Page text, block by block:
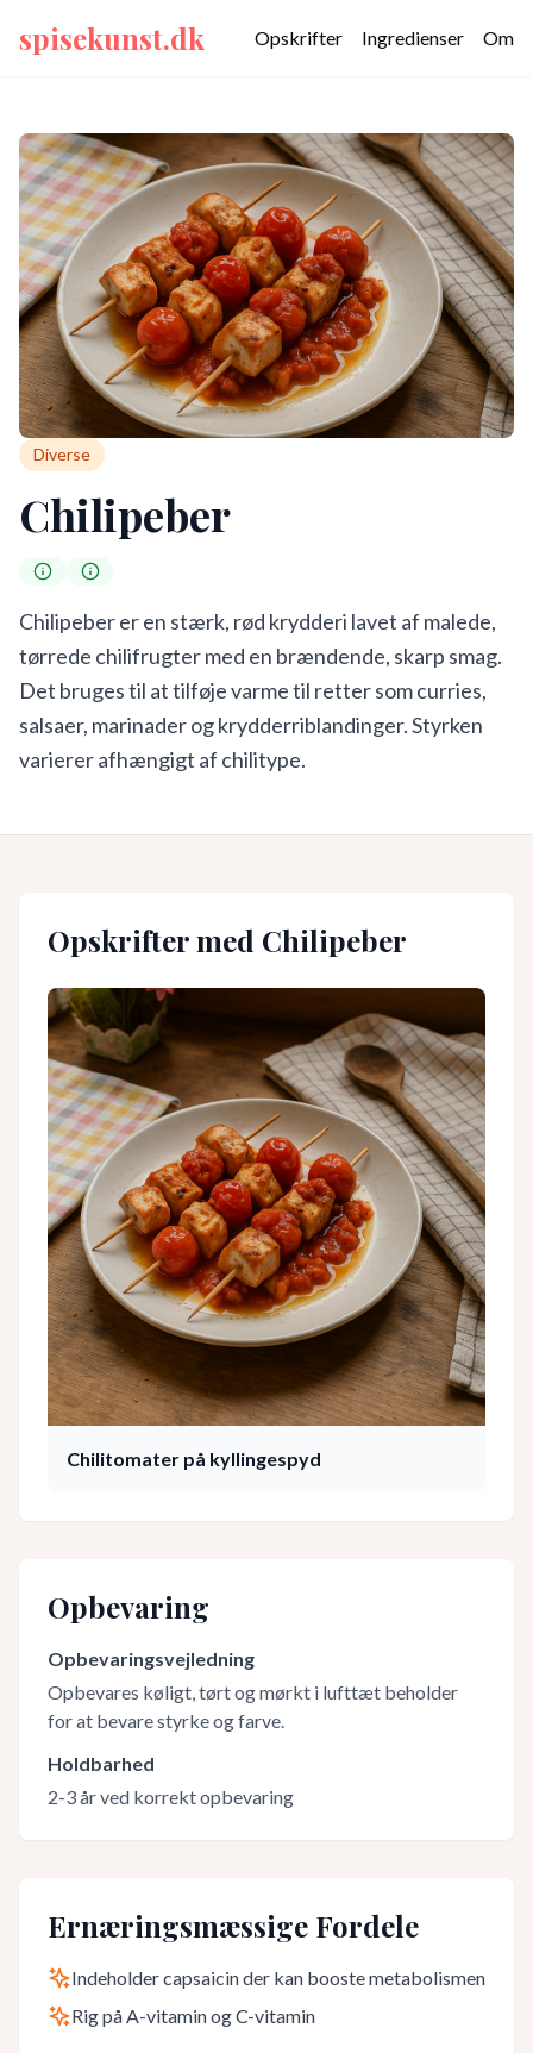
spisekunst.dk Opskrifter Ingredienser Om
Diverse
Chilipeber
Chilipeber er en stærk, rød krydderi lavet af malede,
tørrede chilifrugter med en brændende, skarp smag.
Det bruges til at tilføje varme til retter som curries,
salsaer, marinader og krydderriblandinger. Styrken
varierer afhængigt af chilitype.
Opskrifter med Chilipeber
Chilitomater på kyllingespyd
Opbevaring
Opbevaringsvejledning
Opbevares køligt, tørt og mørkt i lufttæt beholder
for at bevare styrke og farve.
Holdbarhed
2-3 år ved korrekt opbevaring
Ernæringsmæssige Fordele
Indeholder capsaicin der kan booste metabolismen
Rig på A-vitamin og C-vitamin